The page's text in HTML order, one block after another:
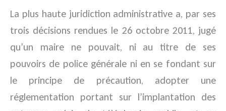
La plus haute juridiction administrative a, par ses
trois décisions rendues le 26 octobre 2011, jugé
qu’un maire ne pouvait, ni au titre de ses
pouvoirs de police générale ni en se fondant sur
le principe de précaution, adopter une
réglementation portant sur l’implantation des